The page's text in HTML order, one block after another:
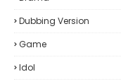
Dubbing Version
Game
Idol